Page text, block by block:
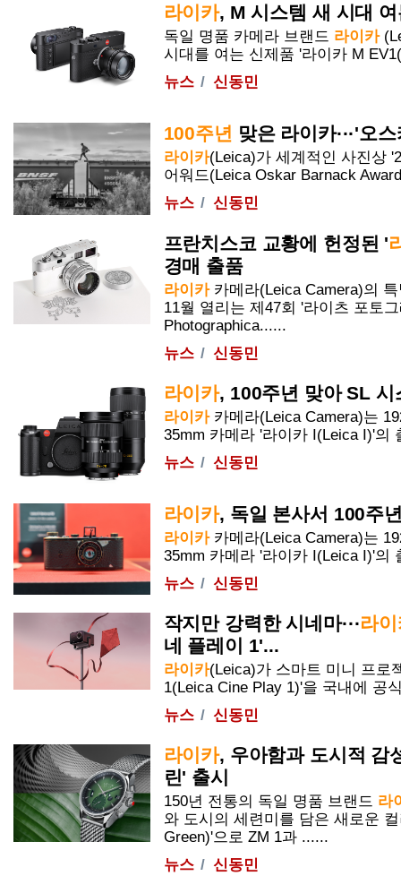
라이카, M 시스템 새 시대
독일 명품 카메라 브랜드 라이카
시대를 여는 신제품 '라이카M
뉴스
신동민
100주년 맞은 라이카···'오
라이카(Leica)가 세계적인 사진상
어워드(Leica Oskar Barnack
뉴스
신동민
프란치스코 교황에 헌정된 '
경매 출품
라이카카메라(Leica Camera)의
11월 열리는 제47회 '라이츠 포토
Photographica......
뉴스
신동민
라이카, 100주년 맞아 SL 시
라이카카메라(Leica Camera)는
35mm 카메라 '라이카I(Leica I)'의
뉴스
신동민
라이카, 독일 본사서 100주
라이카카메라(Leica Camera)는
35mm 카메라 '라이카I(Leica I)'의
뉴스
신동민
작지만 강력한 시네마···라
네 플레이 1'...
라이카(Leica)가 스마트 미니 프로
1(Leica Cine Play 1)'을 국내에 공
뉴스
신동민
라이카, 우아함과 도시적 감
린' 출시
150년 전통의 독일 명품 브랜드 라
와 도시의 세련미를 담은 새로운
Green)'으로 ZM 1과 ......
뉴스
신동민